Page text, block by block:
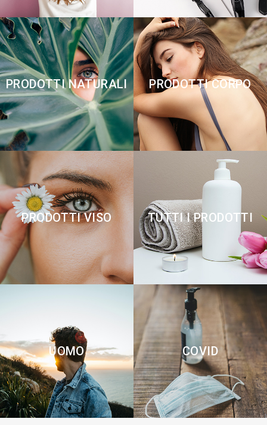
PRODOTTI NATURALI PRODOTTI CORPO
PRODOTTI VISO TUTTI I PRODOTTI
UOMO COVID